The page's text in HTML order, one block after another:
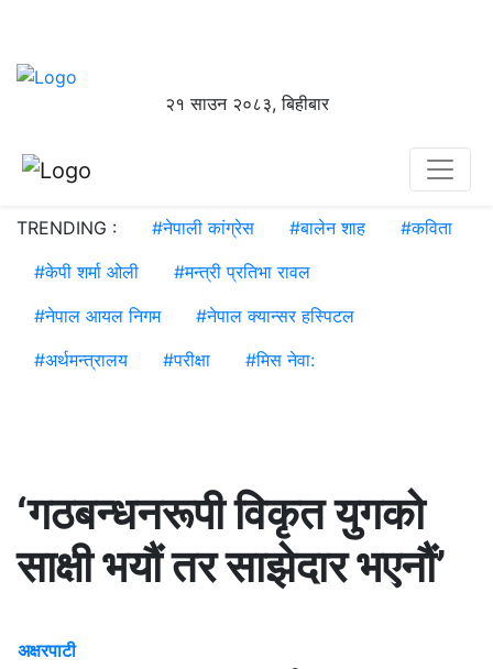
२१ साउन २०८३, बिहीबार
TRENDING : #नेपाली कांग्रेस #बालेन शाह #कविता
#केपी शर्मा ओली #मन्त्री प्रतिभा रावल
#नेपाल आयल निगम #नेपाल क्यान्सर हस्पिटल
#अर्थमन्त्रालय #परीक्षा #मिस नेवा:
‘गठबन्धनरूपी विकृत युगको
साक्षी भयौं तर साझेदार भएनौं’
अक्षरपाटी